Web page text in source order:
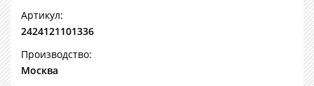
Артикул:
2424121101336
Производство:
Москва